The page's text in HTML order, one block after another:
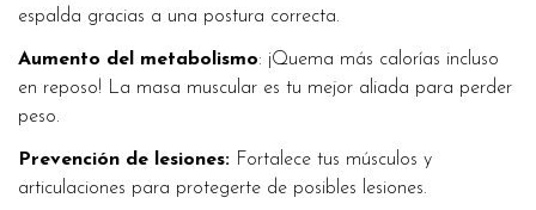
espalda gracias a una postura correcta.
Aumento del metabolismo: ¡Quema más calorías incluso
en reposo! La masa muscular es tu mejor aliada para perder
peso.
Prevención de lesiones: Fortalece tus músculos y
articulaciones para protegerte de posibles lesiones.